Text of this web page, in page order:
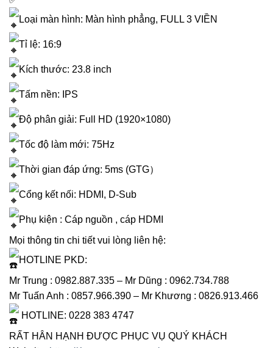
Loại màn hình: Màn hình phẳng, FULL 3 VIỀN
Tỉ lệ: 16:9
Kích thước: 23.8 inch
Tấm nền: IPS
Độ phân giải: Full HD (1920×1080)
Tốc độ làm mới: 75Hz
Thời gian đáp ứng: 5ms (GTG）
Cổng kết nối: HDMI, D-Sub
Phụ kiện : Cáp nguồn , cáp HDMI
Mọi thông tin chi tiết vui lòng liên hệ:
HOTLINE PKD:
Mr Trung : 0982.887.335 – Mr Dũng : 0962.734.788
Mr Tuấn Anh : 0857.966.390 – Mr Khương : 0826.913.466
HOTLINE: 0228 383 4747
RẤT HÂN HẠNH ĐƯỢC PHỤC VỤ QUÝ KHÁCH